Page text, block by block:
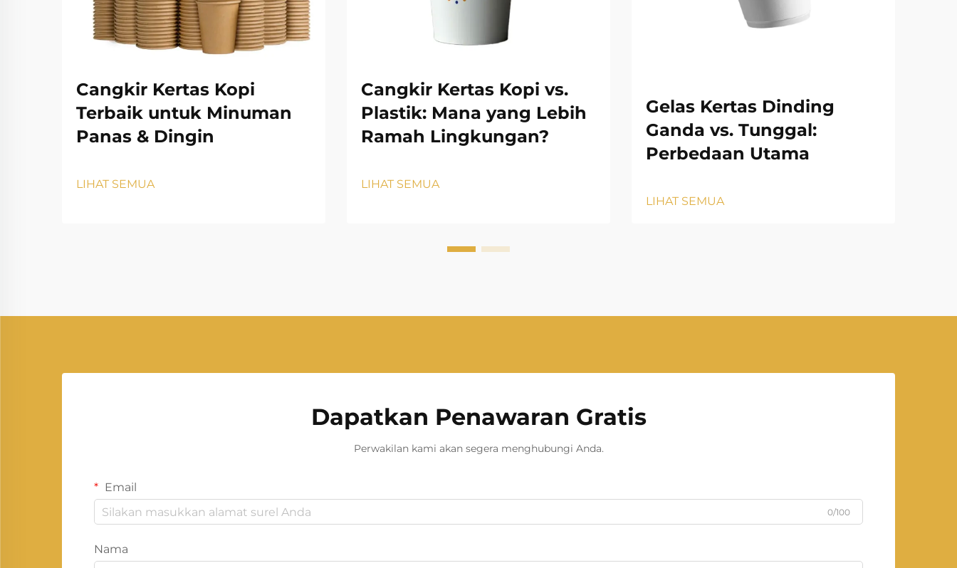
Cangkir Kertas Kopi
Terbaik untuk Minuman
Panas & Dingin
LIHAT SEMUA
Cangkir Kertas Kopi vs.
Plastik: Mana yang Lebih
Ramah Lingkungan?
LIHAT SEMUA
Gelas Kertas Dinding
Ganda vs. Tunggal:
Perbedaan Utama
LIHAT SEMUA
Dapatkan Penawaran Gratis
Perwakilan kami akan segera menghubungi Anda.
Email
0/100
Nama